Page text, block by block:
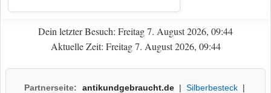
Dein letzter Besuch: Freitag 7. August 2026, 09:44
Aktuelle Zeit: Freitag 7. August 2026, 09:44
Partnerseite: antikundgebraucht.de| Silberbesteck|